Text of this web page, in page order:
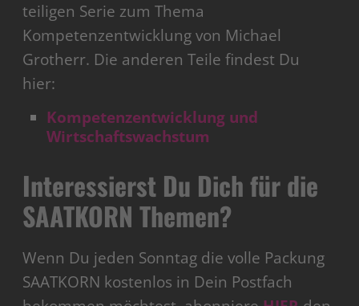
teiligen Serie zum Thema
Kompetenzentwicklung von Michael
Grotherr. Die anderen Teile findest Du
hier:
Kompetenzentwicklung und
Wirtschaftswachstum
Interessierst Du Dich für die
SAATKORN Themen?
Wenn Du jeden Sonntag die volle Packung
SAATKORN kostenlos in Dein Postfach